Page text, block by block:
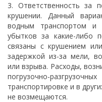
3. Ответственность за
крушении. Данный
водным транспортом и
убытков за какие-либо
связаны с крушением
задержкой из-за мели,
или взрыва. Расходы,
погрузочно-
транспортировке и в
не возмещаются.